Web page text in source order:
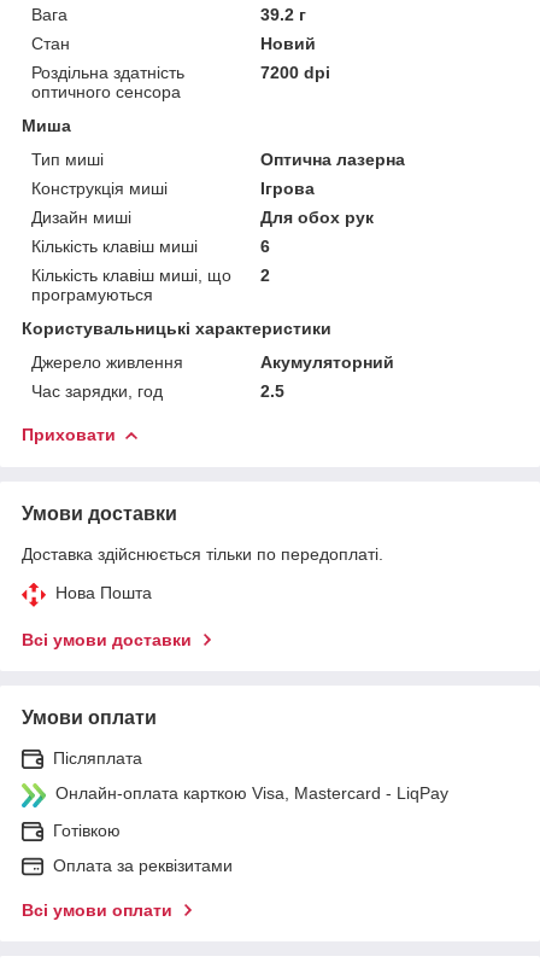
Вага
39.2 г
Стан
Новий
Роздільна здатність
оптичного сенсора
7200 dpi
Миша
Тип миші
Оптична лазерна
Конструкція миші
Ігрова
Дизайн миші
Для обох рук
Кількість клавіш миші
6
Кількість клавіш миші, що
програмуються
2
Користувальницькі характеристики
Джерело живлення
Акумуляторний
Час зарядки, год
2.5
Приховати
Умови доставки
Доставка здійснюється тільки по передоплаті.
Нова Пошта
Всі умови доставки
Умови оплати
Післяплата
Онлайн-оплата карткою Visa, Mastercard - LiqPay
Готівкою
Оплата за реквізитами
Всі умови оплати